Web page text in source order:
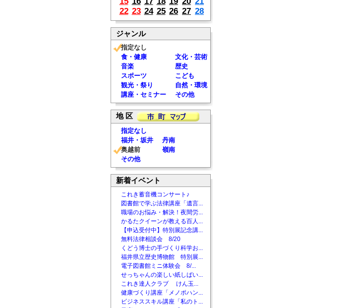
22 23 24 25 26 27 28
ジャンル
指定なし
食・健康
文化・芸術
音楽
歴史
スポーツ
こども
観光・祭り
自然・環境
講座・セミナー
その他
地 区
指定なし
福井・坂井
丹南
奥越前
嶺南
その他
新着イベント
これき蓄音機コンサート♪
図書館で学ぶ法律講座「遺言...
職場のお悩み・解決！夜間労...
かるたクイーンが教える百人...
【申込受付中】特別展記念講...
無料法律相談会 8/20
くどう博士の手づくり科学お...
福井県立歴史博物館 特別展...
電子図書館ミニ体験会 8/...
せっちゃんの楽しい紙しばい...
これき達人クラブ けん玉...
健康づくり講座「メノポハン...
ビジネススキル講座「私のト...